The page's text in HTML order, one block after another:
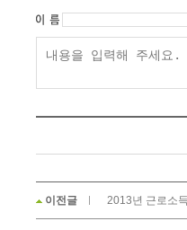
이전글 2013년 근로소